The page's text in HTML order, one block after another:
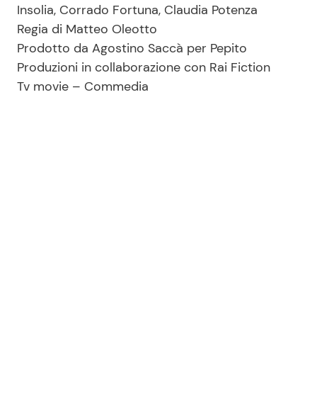
Insolia, Corrado Fortuna, Claudia Potenza
Regia di Matteo Oleotto
Prodotto da Agostino Saccà per Pepito
Produzioni in collaborazione con Rai Fiction
Tv movie – Commedia